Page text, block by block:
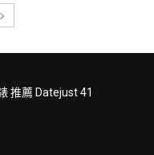
推薦 Datejust 41